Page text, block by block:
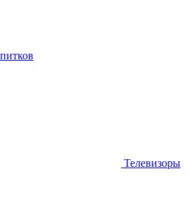
Телевизоры